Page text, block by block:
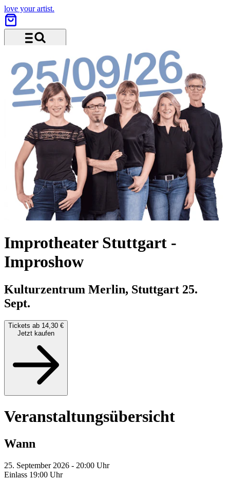
love your artist.
Improtheater Stuttgart -
Improshow
Kulturzentrum Merlin, Stuttgart 25.
Sept.
Tickets ab 14,30 €
Jetzt kaufen
Veranstaltungsübersicht
Wann
25. September 2026 - 20:00 Uhr
Einlass 19:00 Uhr